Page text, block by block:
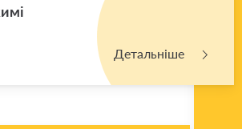
Детальніше